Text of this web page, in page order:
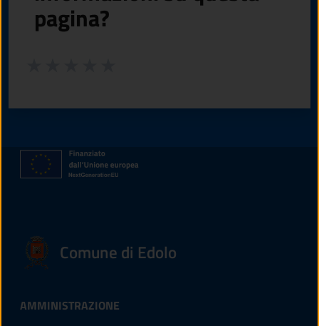
pagina?
Comune di Edolo
AMMINISTRAZIONE